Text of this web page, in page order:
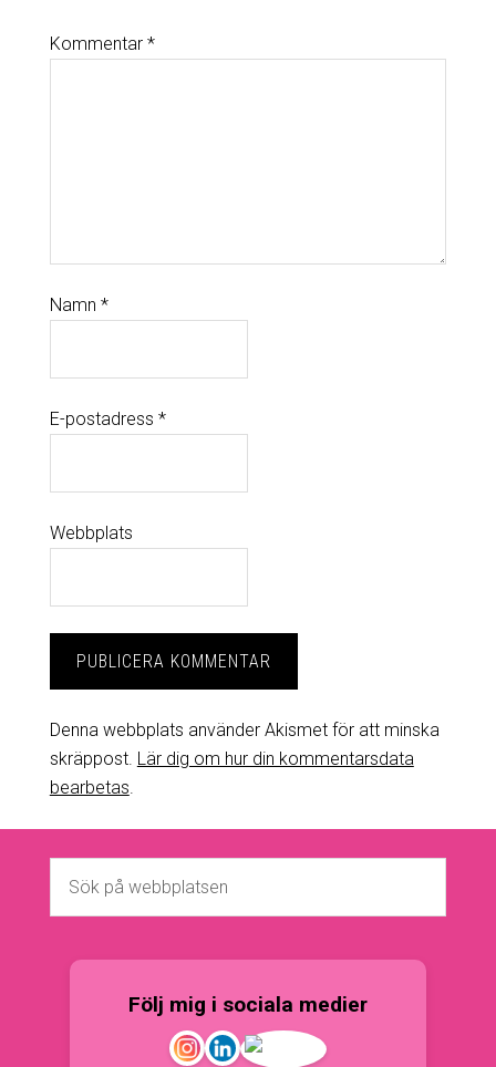
Kommentar *
Namn *
E-postadress *
Webbplats
Denna webbplats använder Akismet för att minska
skräppost. Lär dig om hur din kommentarsdata
bearbetas
Följ mig i sociala medier